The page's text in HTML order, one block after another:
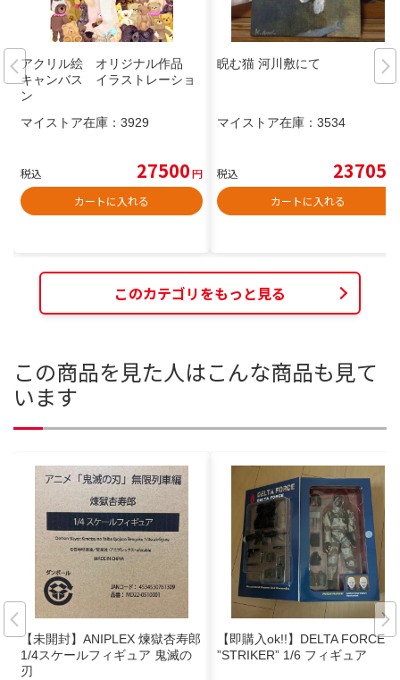
アクリル絵 オリジナル作品
キャンバス イラストレーショ
ン
マイストア在庫： 3929
税込 27500円
カートに入れる
睨む猫 河川敷にて
マイストア在庫： 3534
税込 23705
カートに入れる
このカテゴリをもっと見る
この商品を見た人はこんな商品も見て
います
【未開封】ANIPLEX 煉獄杏寿郎
1/4スケールフィギュア 鬼滅の
刃
【即購入ok!!】DELTA FORCE
”STRIKER” 1/6 フィギュア